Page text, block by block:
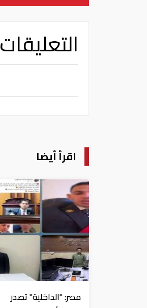
التعليقات
اقرأ أيضا
مصر: "الداخلية" تصدر